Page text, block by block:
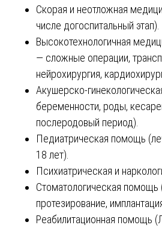
Скорая и неотложная
числе догоспитальный этап).
Высокотехнологичная
— сложные операции,
нейрохирургия,
Акушерско-
беременности, роды,
послеродовый период).
Педиатрическая помощь
18 лет).
Психиатрическая и
Стоматологическая помощь
протезирование,
Реабилитационная помощь